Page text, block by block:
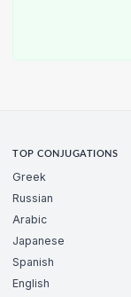
TOP CONJUGATIONS
Greek
Russian
Arabic
Japanese
Spanish
English